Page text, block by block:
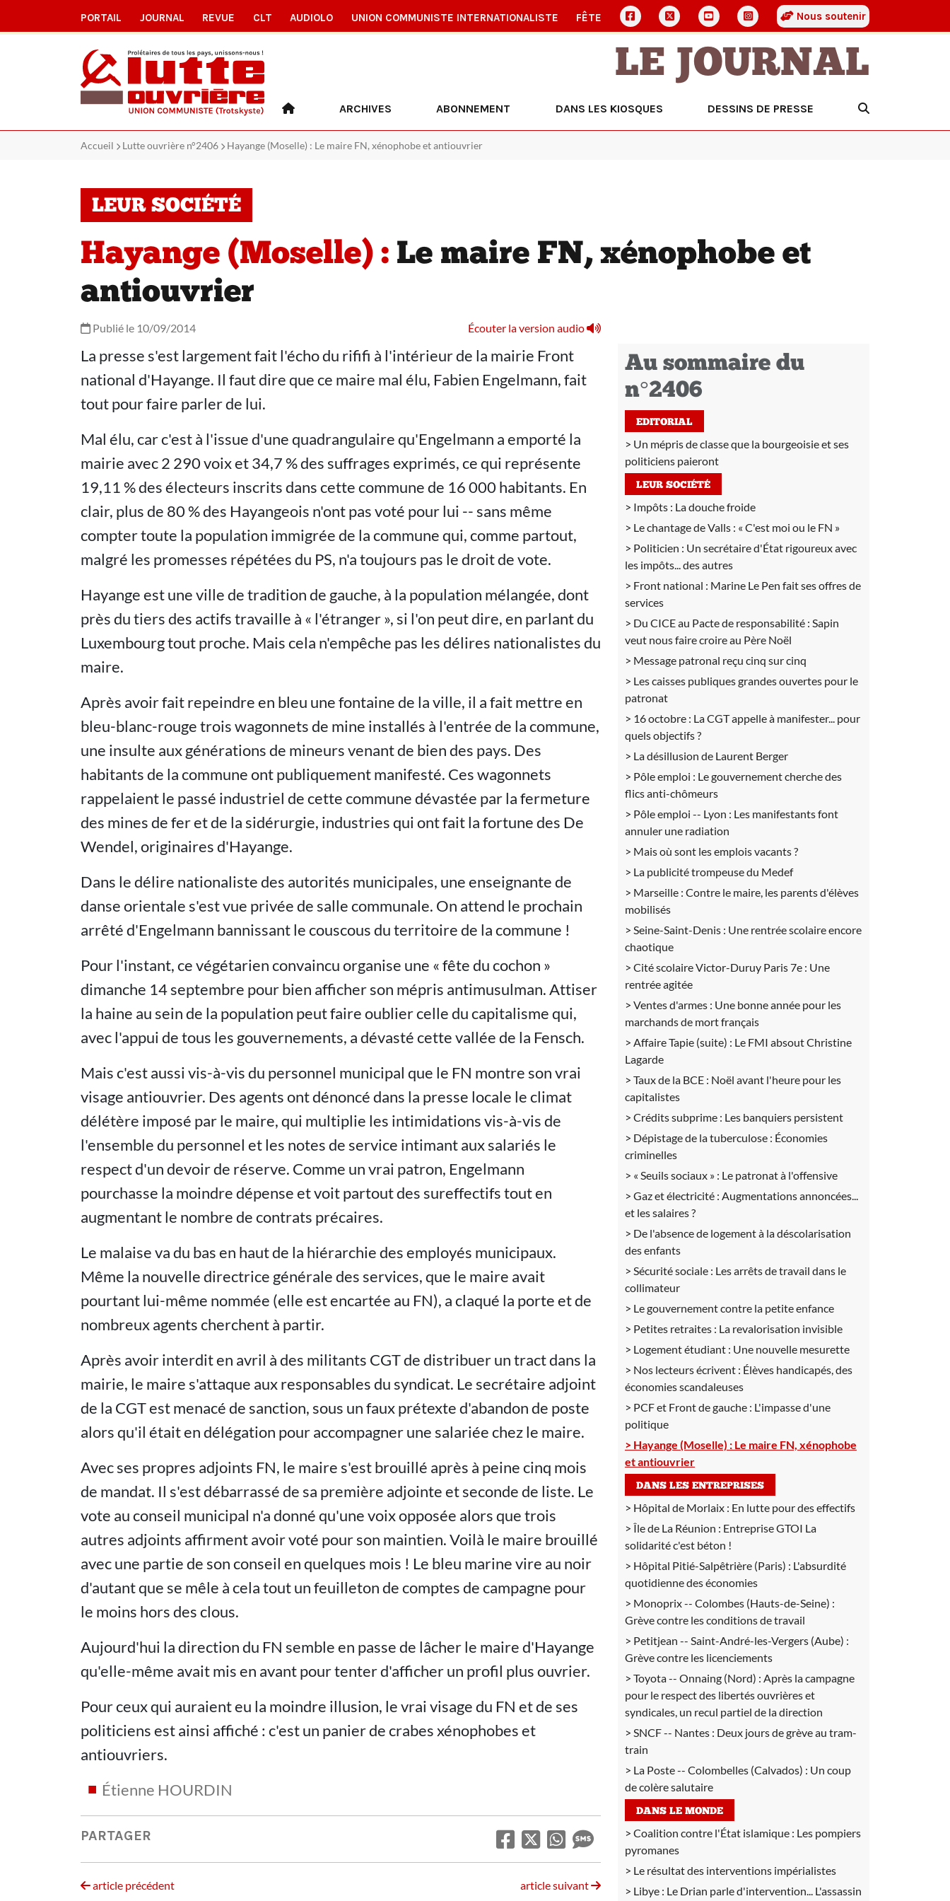
PORTAIL JOURNAL REVUE CLT AUDIOLO UNION COMMUNISTE INTERNATIONALISTE FÊTE Nous soutenir
LE JOURNAL
ARCHIVES ABONNEMENT DANS LES KIOSQUES DESSINS DE PRESSE
Accueil Lutte ouvrière n°2406 Hayange (Moselle) : Le maire FN, xénophobe et antiouvrier
LEUR SOCIÉTÉ
Hayange (Moselle) : Le maire FN, xénophobe et
antiouvrier
Publié le 10/09/2014 Écouter la version audio
La presse s'est largement fait l'écho du rififi à l'intérieur de la mairie Front
national d'Hayange. Il faut dire que ce maire mal élu, Fabien Engelmann, fait
tout pour faire parler de lui.
Mal élu, car c'est à l'issue d'une quadrangulaire qu'Engelmann a emporté la
mairie avec 2 290 voix et 34,7 % des suffrages exprimés, ce qui représente
19,11 % des électeurs inscrits dans cette commune de 16 000 habitants. En
clair, plus de 80 % des Hayangeois n'ont pas voté pour lui -- sans même
compter toute la population immigrée de la commune qui, comme partout,
malgré les promesses répétées du PS, n'a toujours pas le droit de vote.
Hayange est une ville de tradition de gauche, à la population mélangée, dont
près du tiers des actifs travaille à « l'étranger », si l'on peut dire, en parlant du
Luxembourg tout proche. Mais cela n'empêche pas les délires nationalistes du
maire.
Après avoir fait repeindre en bleu une fontaine de la ville, il a fait mettre en
bleu-blanc-rouge trois wagonnets de mine installés à l'entrée de la commune,
une insulte aux générations de mineurs venant de bien des pays. Des
habitants de la commune ont publiquement manifesté. Ces wagonnets
rappelaient le passé industriel de cette commune dévastée par la fermeture
des mines de fer et de la sidérurgie, industries qui ont fait la fortune des De
Wendel, originaires d'Hayange.
Dans le délire nationaliste des autorités municipales, une enseignante de
danse orientale s'est vue privée de salle communale. On attend le prochain
arrêté d'Engelmann bannissant le couscous du territoire de la commune !
Pour l'instant, ce végétarien convaincu organise une « fête du cochon »
dimanche 14 septembre pour bien afficher son mépris antimusulman. Attiser
la haine au sein de la population peut faire oublier celle du capitalisme qui,
avec l'appui de tous les gouvernements, a dévasté cette vallée de la Fensch.
Mais c'est aussi vis-à-vis du personnel municipal que le FN montre son vrai
visage antiouvrier. Des agents ont dénoncé dans la presse locale le climat
délétère imposé par le maire, qui multiplie les intimidations vis-à-vis de
l'ensemble du personnel et les notes de service intimant aux salariés le
respect d'un devoir de réserve. Comme un vrai patron, Engelmann
pourchasse la moindre dépense et voit partout des sureffectifs tout en
augmentant le nombre de contrats précaires.
Le malaise va du bas en haut de la hiérarchie des employés municipaux.
Même la nouvelle directrice générale des services, que le maire avait
pourtant lui-même nommée (elle est encartée au FN), a claqué la porte et de
nombreux agents cherchent à partir.
Après avoir interdit en avril à des militants CGT de distribuer un tract dans la
mairie, le maire s'attaque aux responsables du syndicat. Le secrétaire adjoint
de la CGT est menacé de sanction, sous un faux prétexte d'abandon de poste
alors qu'il était en délégation pour accompagner une salariée chez le maire.
Avec ses propres adjoints FN, le maire s'est brouillé après à peine cinq mois
de mandat. Il s'est débarrassé de sa première adjointe et seconde de liste. Le
vote au conseil municipal n'a donné qu'une voix opposée alors que trois
autres adjoints affirment avoir voté pour son maintien. Voilà le maire brouillé
avec une partie de son conseil en quelques mois ! Le bleu marine vire au noir
d'autant que se mêle à cela tout un feuilleton de comptes de campagne pour
le moins hors des clous.
Aujourd'hui la direction du FN semble en passe de lâcher le maire d'Hayange
qu'elle-même avait mis en avant pour tenter d'afficher un profil plus ouvrier.
Pour ceux qui auraient eu la moindre illusion, le vrai visage du FN et de ses
politiciens est ainsi affiché : c'est un panier de crabes xénophobes et
antiouvriers.
Étienne HOURDIN
PARTAGER
article précédent article suivant
Au sommaire du
n°2406
EDITORIAL
Un mépris de classe que la bourgeoisie et ses
politiciens paieront
LEUR SOCIÉTÉ
Impôts : La douche froide
Le chantage de Valls : « C'est moi ou le FN »
Politicien : Un secrétaire d'État rigoureux avec
les impôts... des autres
Front national : Marine Le Pen fait ses offres de
services
Du CICE au Pacte de responsabilité : Sapin
veut nous faire croire au Père Noël
Message patronal reçu cinq sur cinq
Les caisses publiques grandes ouvertes pour le
patronat
16 octobre : La CGT appelle à manifester... pour
quels objectifs ?
La désillusion de Laurent Berger
Pôle emploi : Le gouvernement cherche des
flics anti-chômeurs
Pôle emploi -- Lyon : Les manifestants font
annuler une radiation
Mais où sont les emplois vacants ?
La publicité trompeuse du Medef
Marseille : Contre le maire, les parents d'élèves
mobilisés
Seine-Saint-Denis : Une rentrée scolaire encore
chaotique
Cité scolaire Victor-Duruy Paris 7e : Une
rentrée agitée
Ventes d'armes : Une bonne année pour les
marchands de mort français
Affaire Tapie (suite) : Le FMI absout Christine
Lagarde
Taux de la BCE : Noël avant l'heure pour les
capitalistes
Crédits subprime : Les banquiers persistent
Dépistage de la tuberculose : Économies
criminelles
« Seuils sociaux » : Le patronat à l'offensive
Gaz et électricité : Augmentations annoncées...
et les salaires ?
De l'absence de logement à la déscolarisation
des enfants
Sécurité sociale : Les arrêts de travail dans le
collimateur
Le gouvernement contre la petite enfance
Petites retraites : La revalorisation invisible
Logement étudiant : Une nouvelle mesurette
Nos lecteurs écrivent : Élèves handicapés, des
économies scandaleuses
PCF et Front de gauche : L'impasse d'une
politique
Hayange (Moselle) : Le maire FN, xénophobe
et antiouvrier
DANS LES ENTREPRISES
Hôpital de Morlaix : En lutte pour des effectifs
Île de La Réunion : Entreprise GTOI La
solidarité c'est béton !
Hôpital Pitié-Salpêtrière (Paris) : L'absurdité
quotidienne des économies
Monoprix -- Colombes (Hauts-de-Seine) :
Grève contre les conditions de travail
Petitjean -- Saint-André-les-Vergers (Aube) :
Grève contre les licenciements
Toyota -- Onnaing (Nord) : Après la campagne
pour le respect des libertés ouvrières et
syndicales, un recul partiel de la direction
SNCF -- Nantes : Deux jours de grève au tram-
train
La Poste -- Colombelles (Calvados) : Un coup
de colère salutaire
DANS LE MONDE
Coalition contre l'État islamique : Les pompiers
pyromanes
Le résultat des interventions impérialistes
Libye : Le Drian parle d'intervention... L'assassin